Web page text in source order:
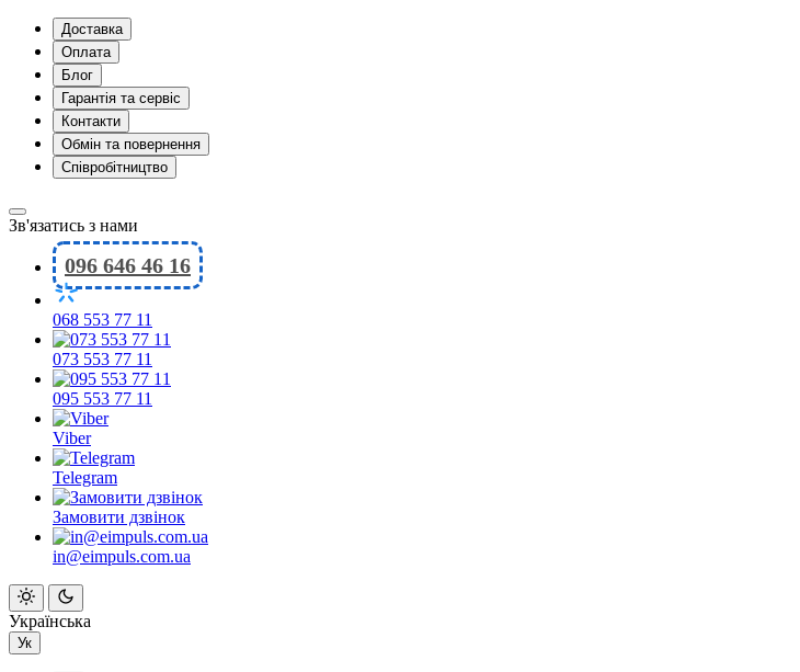
Доставка
Оплата
Блог
Гарантія та сервіс
Контакти
Обмін та повернення
Співробітництво
Зв'язатись з нами
096 646 46 16
068 553 77 11
073 553 77 11
095 553 77 11
Viber
Telegram
Замовити дзвінок
in@eimpuls.com.ua
Українська
Ук